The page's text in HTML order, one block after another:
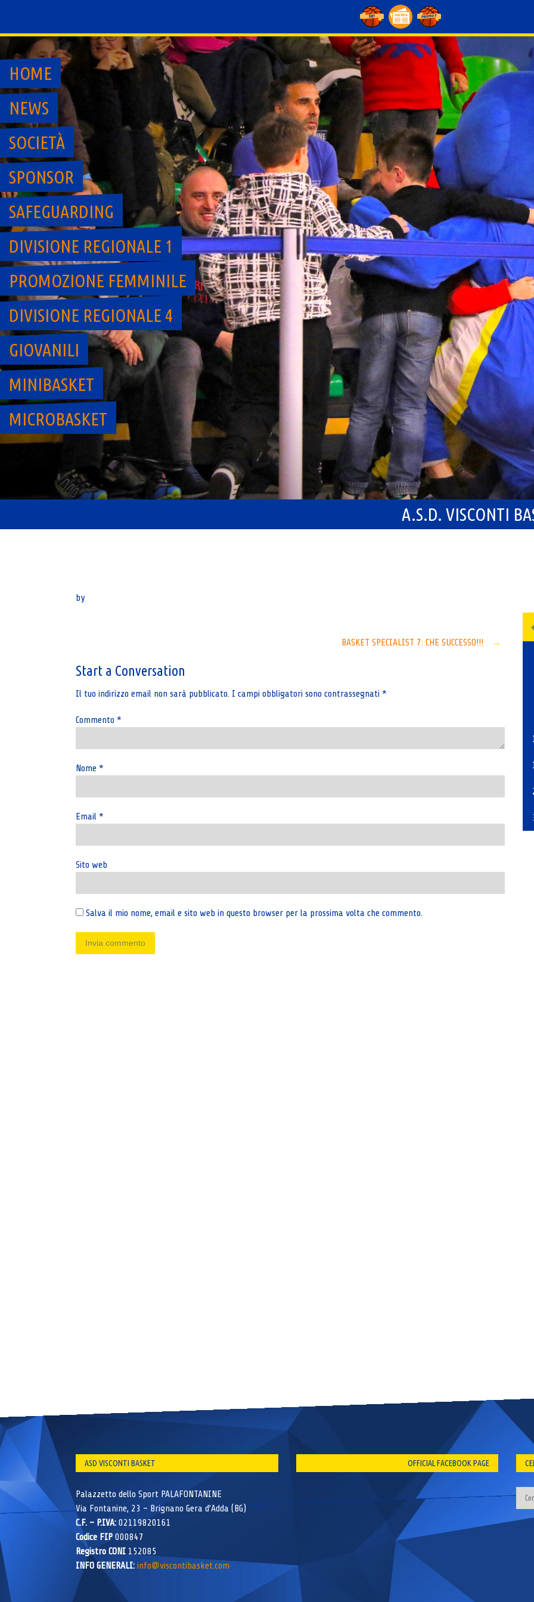
content
A.S.D. VISCONTI
HOME
NEWS
SOCIETÀ
SPONSOR
SAFEGUARDING
DIVISIONE REGIONALE 1
PROMOZIONE FEMMINILE
DIVISIONE REGIONALE 4
GIOVANILI
MINIBASKET
MICROBASKET
by
navigation
BASKET SPECIALIST 7: CHE SUCCESSO!!! →
Start a Conversation
Il tuo indirizzo email non sarà pubblicato. I campi obbligatori sono contrassegnati *
Commento *
Nome *
Email *
Sito web
Salva il mio nome, email e sito web in questo browser per la prossima volta che commento.
ASD VISCONTI BASKET
Palazzetto dello Sport PALAFONTANINE
Via Fontanine, 23 – Brignano Gera d’Adda (BG)
C.F. – P.IVA: 02119820161
Codice FIP 000847
Registro CONI 152085
INFO GENERALI: info@viscontibasket.com
OFFICIAL FACEBOOK PAGE